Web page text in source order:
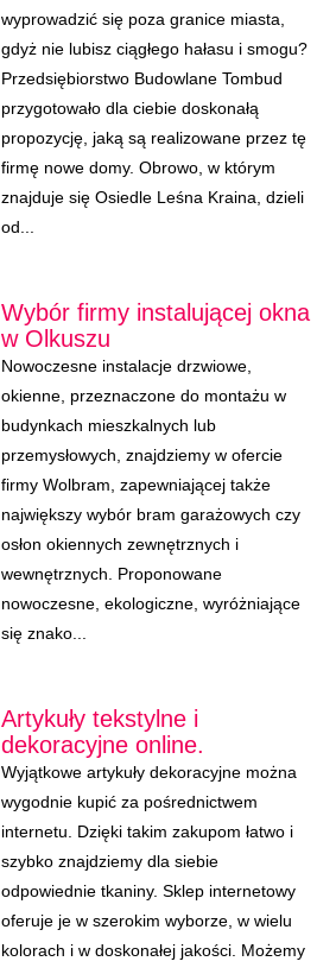
wyprowadzić się poza granice miasta,
gdyż nie lubisz ciągłego hałasu i smogu?
Przedsiębiorstwo Budowlane Tombud
przygotowało dla ciebie doskonałą
propozycję, jaką są realizowane przez tę
firmę nowe domy. Obrowo, w którym
znajduje się Osiedle Leśna Kraina, dzieli
od...
Wybór firmy instalującej okna
w Olkuszu
Nowoczesne instalacje drzwiowe,
okienne, przeznaczone do montażu w
budynkach mieszkalnych lub
przemysłowych, znajdziemy w ofercie
firmy Wolbram, zapewniającej także
największy wybór bram garażowych czy
osłon okiennych zewnętrznych i
wewnętrznych. Proponowane
nowoczesne, ekologiczne, wyróżniające
się znako...
Artykuły tekstylne i
dekoracyjne online.
Wyjątkowe artykuły dekoracyjne można
wygodnie kupić za pośrednictwem
internetu. Dzięki takim zakupom łatwo i
szybko znajdziemy dla siebie
odpowiednie tkaniny. Sklep internetowy
oferuje je w szerokim wyborze, w wielu
kolorach i w doskonałej jakości. Możemy